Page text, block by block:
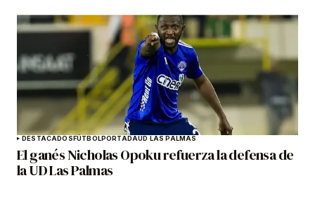
DESTACADOSFÚTBOLPORTADAUD LAS PALMAS
El ganés Nicholas Opoku refuerza la defensa de
la UD Las Palmas